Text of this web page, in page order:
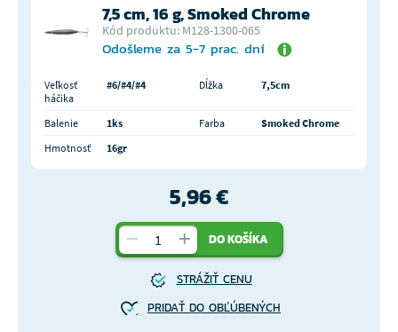
7,5 cm, 16 g, Smoked Chrome
Kód produktu: M128-1300-065
Odošleme za 5-7 prac. dní
Veľkosť
háčika
#6/#4/#4 Dĺžka 7,5cm
Balenie 1ks Farba
Smoked Chrome
Hmotnosť
16gr
5,96 €
DO KOŠÍKA
STRÁŽIŤ CENU
PRIDAŤ DO OBĽÚBENÝCH